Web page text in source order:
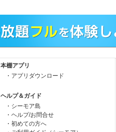
本棚アプリ
・アプリダウンロード
ヘルプ＆ガイド
・シーモア島
・ヘルプ/お問合せ
・初めての方へ